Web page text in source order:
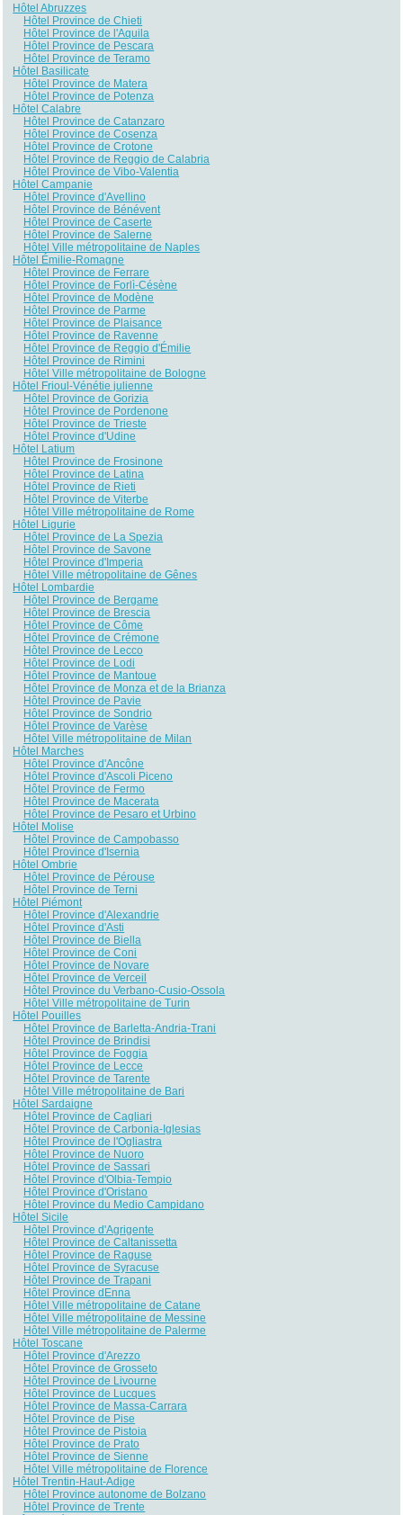
Hôtel Abruzzes
Hôtel Province de Chieti
Hôtel Province de l'Aquila
Hôtel Province de Pescara
Hôtel Province de Teramo
Hôtel Basilicate
Hôtel Province de Matera
Hôtel Province de Potenza
Hôtel Calabre
Hôtel Province de Catanzaro
Hôtel Province de Cosenza
Hôtel Province de Crotone
Hôtel Province de Reggio de Calabria
Hôtel Province de Vibo-Valentia
Hôtel Campanie
Hôtel Province d'Avellino
Hôtel Province de Bénévent
Hôtel Province de Caserte
Hôtel Province de Salerne
Hôtel Ville métropolitaine de Naples
Hôtel Émilie-Romagne
Hôtel Province de Ferrare
Hôtel Province de Forlì-Césène
Hôtel Province de Modène
Hôtel Province de Parme
Hôtel Province de Plaisance
Hôtel Province de Ravenne
Hôtel Province de Reggio d'Émilie
Hôtel Province de Rimini
Hôtel Ville métropolitaine de Bologne
Hôtel Frioul-Vénétie julienne
Hôtel Province de Gorizia
Hôtel Province de Pordenone
Hôtel Province de Trieste
Hôtel Province d'Udine
Hôtel Latium
Hôtel Province de Frosinone
Hôtel Province de Latina
Hôtel Province de Rieti
Hôtel Province de Viterbe
Hôtel Ville métropolitaine de Rome
Hôtel Ligurie
Hôtel Province de La Spezia
Hôtel Province de Savone
Hôtel Province d'Imperia
Hôtel Ville métropolitaine de Gênes
Hôtel Lombardie
Hôtel Province de Bergame
Hôtel Province de Brescia
Hôtel Province de Côme
Hôtel Province de Crémone
Hôtel Province de Lecco
Hôtel Province de Lodi
Hôtel Province de Mantoue
Hôtel Province de Monza et de la Brianza
Hôtel Province de Pavie
Hôtel Province de Sondrio
Hôtel Province de Varèse
Hôtel Ville métropolitaine de Milan
Hôtel Marches
Hôtel Province d'Ancône
Hôtel Province d'Ascoli Piceno
Hôtel Province de Fermo
Hôtel Province de Macerata
Hôtel Province de Pesaro et Urbino
Hôtel Molise
Hôtel Province de Campobasso
Hôtel Province d'Isernia
Hôtel Ombrie
Hôtel Province de Pérouse
Hôtel Province de Terni
Hôtel Piémont
Hôtel Province d'Alexandrie
Hôtel Province d'Asti
Hôtel Province de Biella
Hôtel Province de Coni
Hôtel Province de Novare
Hôtel Province de Verceil
Hôtel Province du Verbano-Cusio-Ossola
Hôtel Ville métropolitaine de Turin
Hôtel Pouilles
Hôtel Province de Barletta-Andria-Trani
Hôtel Province de Brindisi
Hôtel Province de Foggia
Hôtel Province de Lecce
Hôtel Province de Tarente
Hôtel Ville métropolitaine de Bari
Hôtel Sardaigne
Hôtel Province de Cagliari
Hôtel Province de Carbonia-Iglesias
Hôtel Province de l'Ogliastra
Hôtel Province de Nuoro
Hôtel Province de Sassari
Hôtel Province d'Olbia-Tempio
Hôtel Province d'Oristano
Hôtel Province du Medio Campidano
Hôtel Sicile
Hôtel Province d'Agrigente
Hôtel Province de Caltanissetta
Hôtel Province de Raguse
Hôtel Province de Syracuse
Hôtel Province de Trapani
Hôtel Province dEnna
Hôtel Ville métropolitaine de Catane
Hôtel Ville métropolitaine de Messine
Hôtel Ville métropolitaine de Palerme
Hôtel Toscane
Hôtel Province d'Arezzo
Hôtel Province de Grosseto
Hôtel Province de Livourne
Hôtel Province de Lucques
Hôtel Province de Massa-Carrara
Hôtel Province de Pise
Hôtel Province de Pistoia
Hôtel Province de Prato
Hôtel Province de Sienne
Hôtel Ville métropolitaine de Florence
Hôtel Trentin-Haut-Adige
Hôtel Province autonome de Bolzano
Hôtel Province de Trente